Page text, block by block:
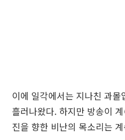
이에 일각에서는 지나친 과
흘러나왔다. 하지만 방송이
진을 향한 비난의 목소리는